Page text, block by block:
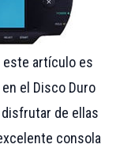
este artículo es
el Disco Duro
disfrutar de ellas
consola